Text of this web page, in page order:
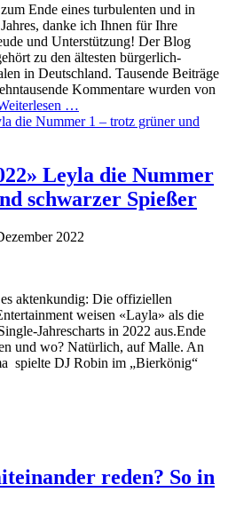
Ende eines turbulenten und in
danke ich Ihnen für Ihre
und Unterstützung! Der Blog
zu den ältesten bürgerlich-
in Deutschland. Tausende Beiträge
Kommentare wurden von
…
Leyla die Nummer
schwarzer Spießer
2022
aktenkundig: Die offiziellen
weisen «Layla» als die
Jahrescharts in 2022 aus.Ende
und wo? Natürlich, auf Malle. An
spielte DJ Robin im „Bierkönig“
reden? So in